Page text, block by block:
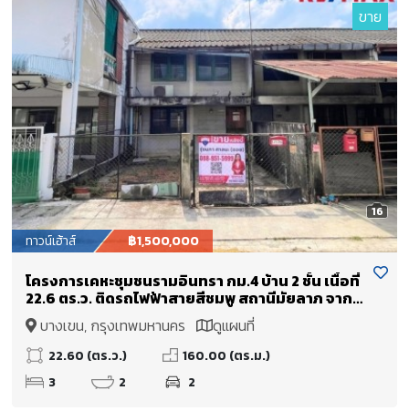
16
ขาย
ทาวน์เฮ้าส์ ฿1,500,000
โครงการเคหะชุมชนรามอินทรา กม.4 บ้าน 2 ชั้น เนื้อที่
22.6 ตร.ว. ติดรถไฟฟ้าสายสีชมพู สถานีมัยลาภ จาก
หมู่บ้านเพียง 50 เมตร ตรงข้ามหมู่บ้าน มี ศูนย์การค้า
East Park
บางเขน, กรุงเทพมหานคร ดูแผนที่
22.60 (ตร.ว.)
160.00 (ตร.ม.)
3
2 2